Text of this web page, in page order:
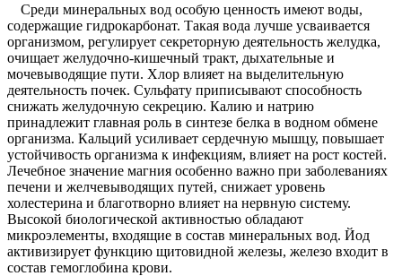
Среди минеральных вод особую ценность имеют воды,
содержащие гидрокарбонат. Такая вода лучше усваивается
организмом, регулирует секреторную деятельность желудка,
очищает желудочно-кишечный тракт, дыхательные и
мочевыводящие пути. Хлор влияет на выделительную
деятельность почек. Сульфату приписывают способность
снижать желудочную секрецию. Калию и натрию
принадлежит главная роль в синтезе белка в водном обмене
организма. Кальций усиливает сердечную мышцу, повышает
устойчивость организма к инфекциям, влияет на рост костей.
Лечебное значение магния особенно важно при заболеваниях
печени и желчевыводящих путей, снижает уровень
холестерина и благотворно влияет на нервную систему.
Высокой биологической активностью обладают
микроэлементы, входящие в состав минеральных вод. Йод
активизирует функцию щитовидной железы, железо входит в
состав гемоглобина крови.